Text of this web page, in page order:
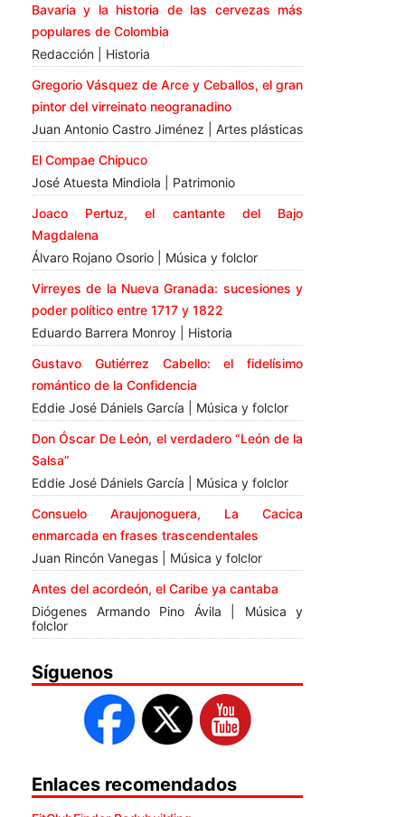
Bavaria y la historia de las cervezas más
populares de Colombia
Redacción | Historia
Gregorio Vásquez de Arce y Ceballos, el gran
pintor del virreinato neogranadino
Juan Antonio Castro Jiménez | Artes plásticas
El Compae Chipuco
José Atuesta Mindiola | Patrimonio
Joaco Pertuz, el cantante del Bajo
Magdalena
Álvaro Rojano Osorio | Música y folclor
Virreyes de la Nueva Granada: sucesiones y
poder político entre 1717 y 1822
Eduardo Barrera Monroy | Historia
Gustavo Gutiérrez Cabello: el fidelísimo
romántico de la Confidencia
Eddie José Dániels García | Música y folclor
Don Óscar De León, el verdadero “León de la
Salsa”
Eddie José Dániels García | Música y folclor
Consuelo Araujonoguera, La Cacica
enmarcada en frases trascendentales
Juan Rincón Vanegas | Música y folclor
Antes del acordeón, el Caribe ya cantaba
Diógenes Armando Pino Ávila | Música y
folclor
Síguenos
Enlaces recomendados